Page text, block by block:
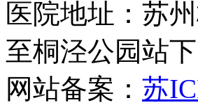
医院地址：苏
至桐泾公园站下
网站备案： 苏